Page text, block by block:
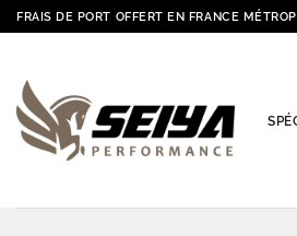
Passer
au
FRAIS DE PORT OFFERT EN FRANCE